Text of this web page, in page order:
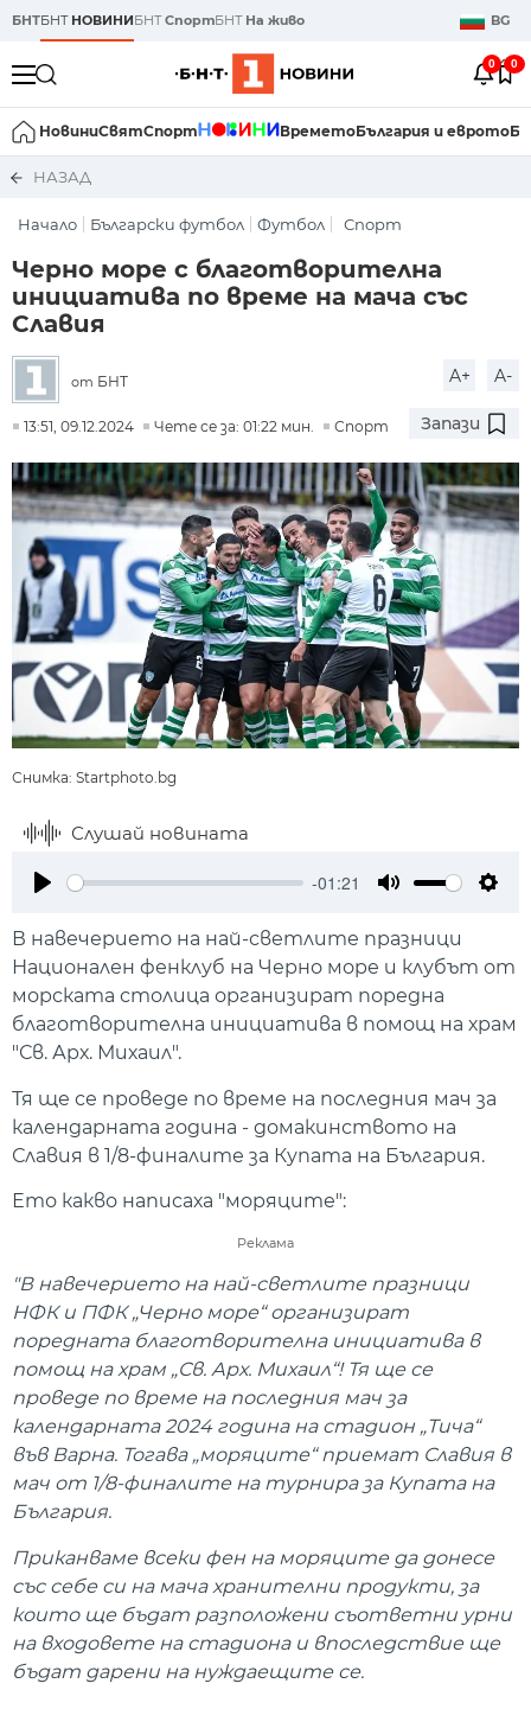
БНТБНТ НОВИНИБНТСпортБНТ На живо BG
0 0
НовиниСвятСпорт ВреметоБългария и еврото
НАЗАД
Начало Български футбол Футбол Спорт
Черно море с благотворителна
инициатива по време на мача със
Славия
от БНТ A+ A-
13:51, 09.12.2024 Чете се за: 01:22 мин. Спорт Запази
Снимка: Startphoto.bg
Слушай новината
-01:21
В навечерието на най-светлите празници
Национален фенклуб на Черно море и клубът от
морската столица организират поредна
благотворителна инициатива в помощ на храм
"Св. Арх. Михаил".
Тя ще се проведе по време на последния мач за
календарната година - домакинството на
Славия в 1/8-финалите за Купата на България.
Ето какво написаха "моряците":
Реклама
"В навечерието на най-светлите празници
НФК и ПФК „Черно море“ организират
поредната благотворителна инициатива в
помощ на храм „Св. Арх. Михаил“! Тя ще се
проведе по време на последния мач за
календарната 2024 година на стадион „Тича“
във Варна. Тогава „моряците“ приемат Славия в
мач от 1/8-финалите на турнира за Купата на
България.
Приканваме всеки фен на моряците да донесе
със себе си на мача хранителни продукти, за
които ще бъдат разположени съответни урни
на входовете на стадиона и впоследствие ще
бъдат дарени на нуждаещите се.